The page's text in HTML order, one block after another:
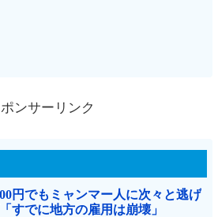
ンサーリンク
円でもミャンマー人に次々と逃げ
すでに地方の雇用は崩壊」